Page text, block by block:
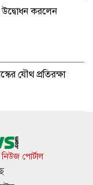
করলেন
যৌথ প্রতিরক্ষা
বাজারে স্বর্ণের
পোর্টাল